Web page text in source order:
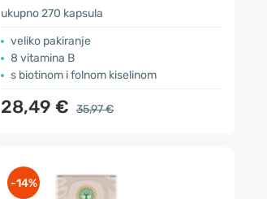
ukupno 270 kapsula
veliko pakiranje
8 vitamina B
s biotinom i folnom kiselinom
28,49 € 35,97 €
-14%